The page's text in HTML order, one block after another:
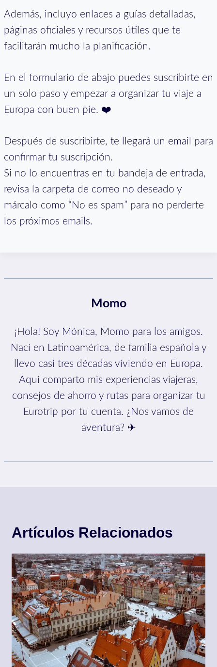
Además, incluyo enlaces a guías detalladas,
páginas oficiales y recursos útiles que te
facilitarán mucho la planificación.
En el formulario de abajo puedes suscribirte en
un solo paso y empezar a organizar tu viaje a
Europa con buen pie. ❤️
Después de suscribirte, te llegará un email para
confirmar tu suscripción.
Si no lo encuentras en tu bandeja de entrada,
revisa la carpeta de correo no deseado y
márcalo como “No es spam” para no perderte
los próximos emails.
Momo
¡Hola! Soy Mónica, Momo para los amigos.
Nací en Latinoamérica, de familia española y
llevo casi tres décadas viviendo en Europa.
Aquí comparto mis experiencias viajeras,
consejos de ahorro y rutas para organizar tu
Eurotrip por tu cuenta. ¿Nos vamos de
aventura? ✈
Artículos Relacionados